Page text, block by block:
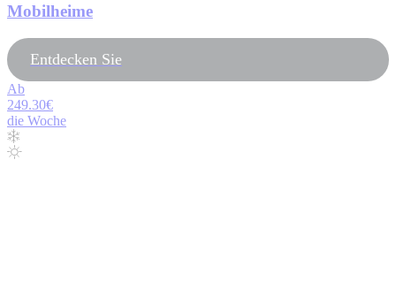
Mobilheime
Entdecken Sie
Ab
249.30€
die Woche